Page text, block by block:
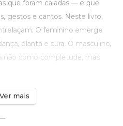
que foram caladas — e que
gestos e cantos. Neste livro,
O feminino emerge
planta e cura. O masculino,
não como completude, mas
Ver mais